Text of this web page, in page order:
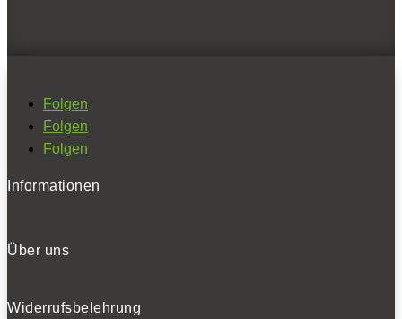
Folgen
Folgen
Folgen
Informationen
Über uns
Widerrufsbelehrung